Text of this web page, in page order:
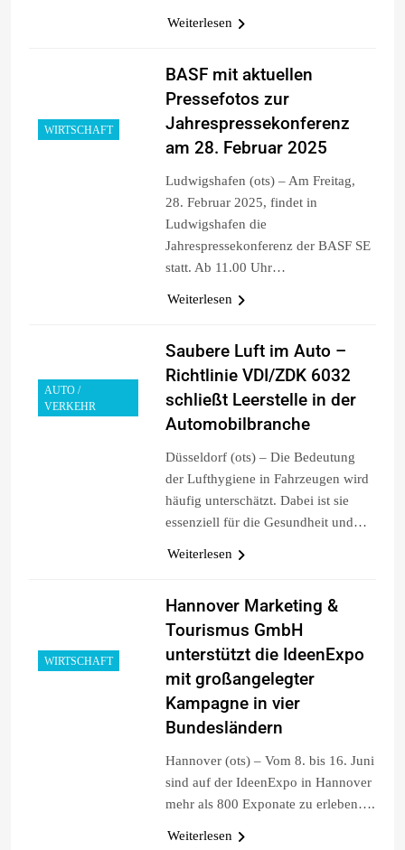
Weiterlesen
WIRTSCHAFT
BASF mit aktuellen
Pressefotos zur
Jahrespressekonferenz
am 28. Februar 2025
Ludwigshafen (ots) – Am Freitag,
28. Februar 2025, findet in
Ludwigshafen die
Jahrespressekonferenz der BASF SE
statt. Ab 11.00 Uhr…
Weiterlesen
AUTO /
VERKEHR
Saubere Luft im Auto –
Richtlinie VDI/ZDK 6032
schließt Leerstelle in der
Automobilbranche
Düsseldorf (ots) – Die Bedeutung
der Lufthygiene in Fahrzeugen wird
häufig unterschätzt. Dabei ist sie
essenziell für die Gesundheit und…
Weiterlesen
WIRTSCHAFT
Hannover Marketing &
Tourismus GmbH
unterstützt die IdeenExpo
mit großangelegter
Kampagne in vier
Bundesländern
Hannover (ots) – Vom 8. bis 16. Juni
sind auf der IdeenExpo in Hannover
mehr als 800 Exponate zu erleben….
Weiterlesen